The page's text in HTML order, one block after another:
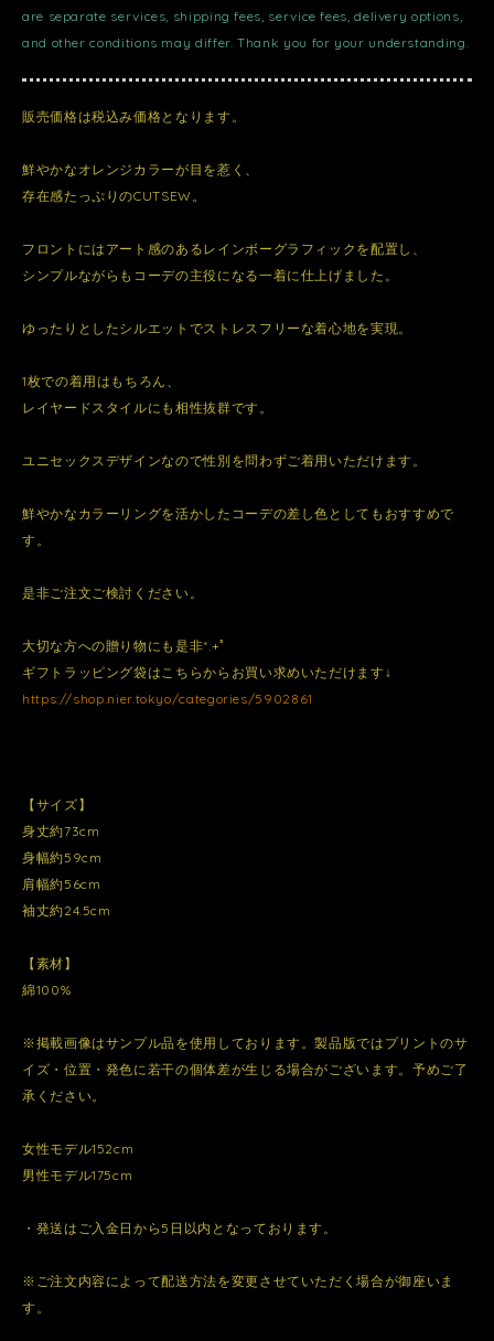
are separate services, shipping fees, service fees, delivery options,
and other conditions may differ. Thank you for your understanding.
販売価格は税込み価格となります。
鮮やかなオレンジカラーが目を惹く、
存在感たっぷりのCUTSEW。
フロントにはアート感のあるレインボーグラフィックを配置し、
シンプルながらもコーデの主役になる一着に仕上げました。
ゆったりとしたシルエットでストレスフリーな着心地を実現。
1枚での着用はもちろん、
レイヤードスタイルにも相性抜群です。
ユニセックスデザインなので性別を問わずご着用いただけます。
鮮やかなカラーリングを活かしたコーデの差し色としてもおすすめで
す。
是非ご注文ご検討ください。
大切な方への贈り物にも是非*.+ﾟ
ギフトラッピング袋はこちらからお買い求めいただけます↓
https://shop.nier.tokyo/categories/5902861
【サイズ】
身丈約73cm
身幅約59cm
肩幅約56cm
袖丈約24.5cm
【素材】
綿100%
※掲載画像はサンプル品を使用しております。製品版ではプリントのサ
イズ・位置・発色に若干の個体差が生じる場合がございます。予めご了
承ください。
女性モデル152cm
男性モデル175cm
・発送はご入金日から5日以内となっております。
※ご注文内容によって配送方法を変更させていただく場合が御座いま
す。